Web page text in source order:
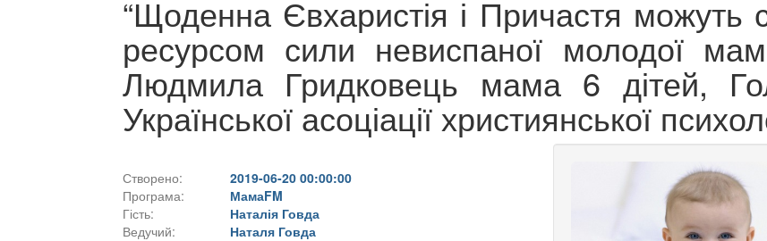
“Щоденна Євхаристія і Причастя можуть
ресурсом сили невиспаної молодої
Людмила Гридковець мама 6 дітей,
Української асоціації християнської
Створено:
2019-06-20 00:00:00
Програма:
МамаFM
Гість:
Наталія Говда
Ведучий:
Наталя Говда